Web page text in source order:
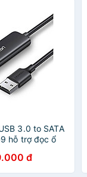
3.0 to SATA
hỗ trợ đọc ổ
đ